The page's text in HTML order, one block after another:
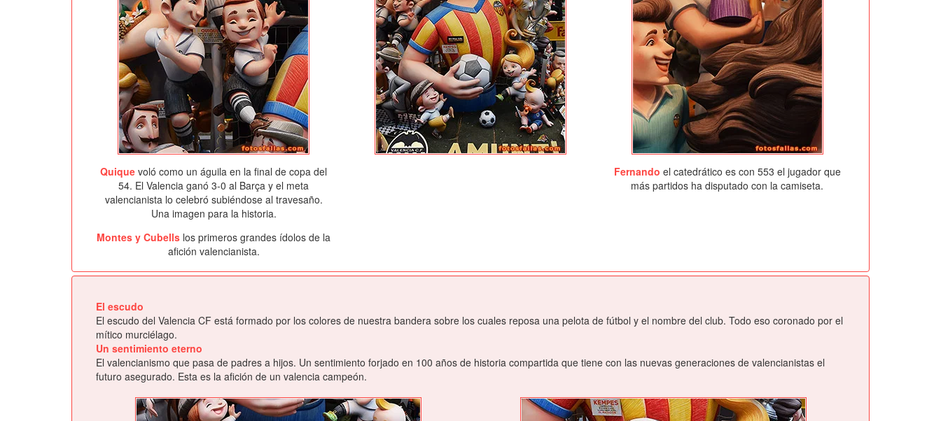
Quique voló como un águila en la final de copa del
54. El Valencia ganó 3-0 al Barça y el meta
valencianista lo celebró subiéndose al travesaño.
Una imagen para la historia.
Montes y Cubells los primeros grandes ídolos de la
afición valencianista.
Fernando el catedrático es con 553 el jugador que
más partidos ha disputado con la camiseta.
El escudo
El escudo del Valencia CF está formado por los colores de nuestra bandera sobre los cuales reposa una pelota de fútbol y el nombre del club. Todo eso coronado por el
mítico murciélago.
Un sentimiento eterno
El valencianismo que pasa de padres a hijos. Un sentimiento forjado en 100 años de historia compartida que tiene con las nuevas generaciones de valencianistas el
futuro asegurado. Esta es la afición de un valencia campeón.